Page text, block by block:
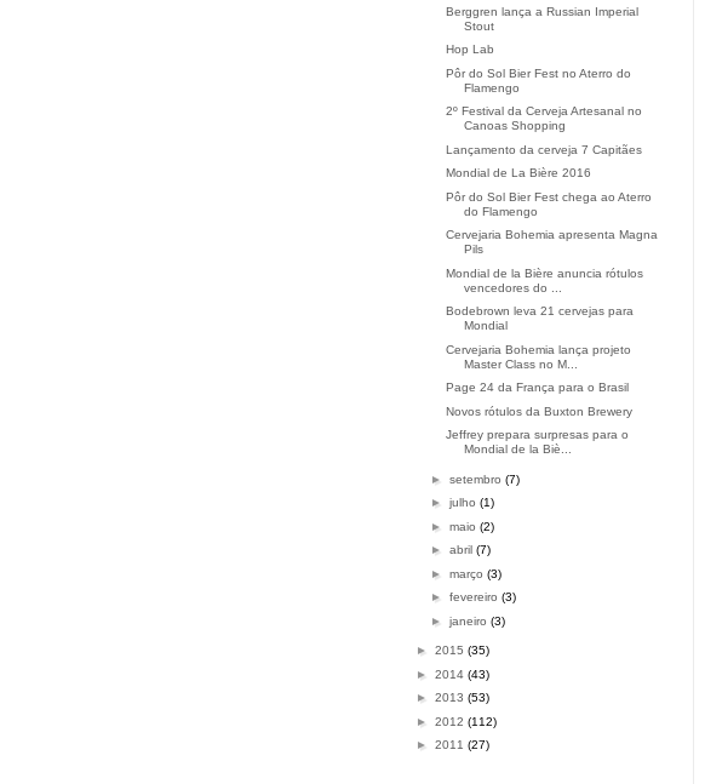
Berggren lança a Russian Imperial
Stout
Hop Lab
Pôr do Sol Bier Fest no Aterro do
Flamengo
2º Festival da Cerveja Artesanal no
Canoas Shopping
Lançamento da cerveja 7 Capitães
Mondial de La Bière 2016
Pôr do Sol Bier Fest chega ao Aterro
do Flamengo
Cervejaria Bohemia apresenta Magna
Pils
Mondial de la Bière anuncia rótulos
vencedores do ...
Bodebrown leva 21 cervejas para
Mondial
Cervejaria Bohemia lança projeto
Master Class no M...
Page 24 da França para o Brasil
Novos rótulos da Buxton Brewery
Jeffrey prepara surpresas para o
Mondial de la Biè...
► setembro (7)
► julho (1)
► maio (2)
► abril (7)
► março (3)
► fevereiro (3)
► janeiro (3)
► 2015 (35)
► 2014 (43)
► 2013 (53)
► 2012 (112)
► 2011 (27)